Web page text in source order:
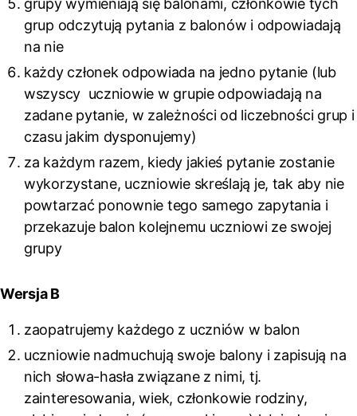
grupy wymieniają się balonami, członkowie tych
grup odczytują pytania z balonów i odpowiadają
na nie
każdy członek odpowiada na jedno pytanie (lub
wszyscy uczniowie w grupie odpowiadają na
zadane pytanie, w zależności od liczebności grup i
czasu jakim dysponujemy)
za każdym razem, kiedy jakieś pytanie zostanie
wykorzystane, uczniowie skreślają je, tak aby nie
powtarzać ponownie tego samego zapytania i
przekazuje balon kolejnemu uczniowi ze swojej
grupy
Wersja B
zaopatrujemy każdego z uczniów w balon
uczniowie nadmuchują swoje balony i zapisują na
nich słowa-hasła związane z nimi, tj.
zainteresowania, wiek, członkowie rodziny,